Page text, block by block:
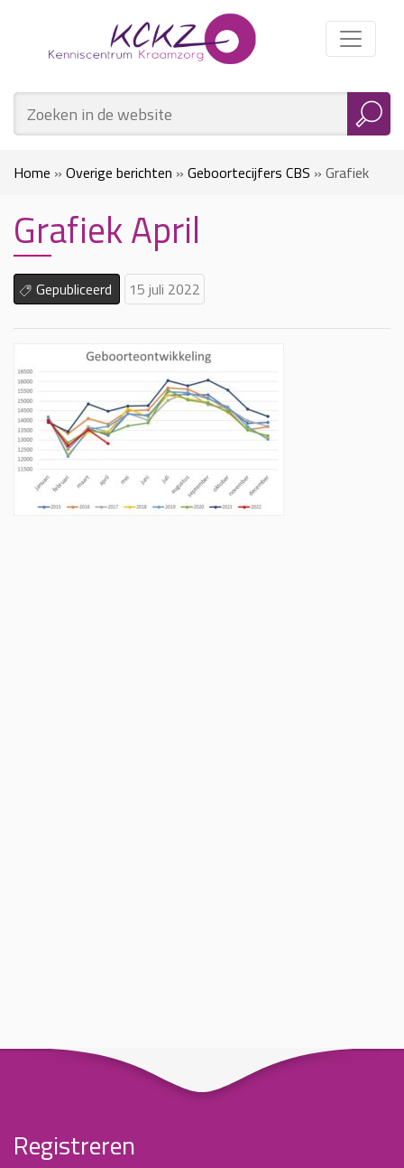
Home » Overige berichten » Geboortecijfers CBS » Grafiek
April
Grafiek April
Gepubliceerd 15 juli 2022
Registreren